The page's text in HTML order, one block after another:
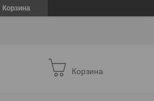
Корзина
Корзина